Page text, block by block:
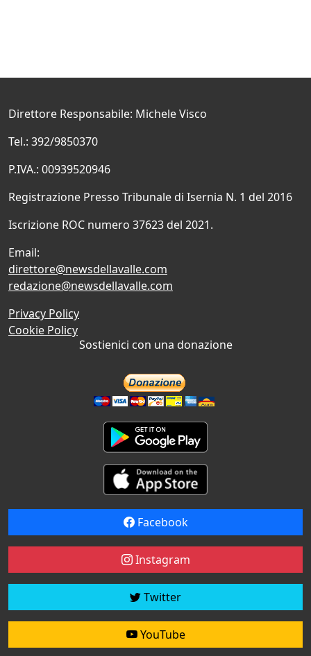
Direttore Responsabile: Michele Visco
Tel.: 392/9850370
P.IVA.: 00939520946
Registrazione Presso Tribunale di Isernia N. 1 del 2016
Iscrizione ROC numero 37623 del 2021.
Email:
direttore@newsdellavalle.com
redazione@newsdellavalle.com
Privacy Policy
Cookie Policy
Sostienici con una donazione
Facebook
Instagram
Twitter
YouTube